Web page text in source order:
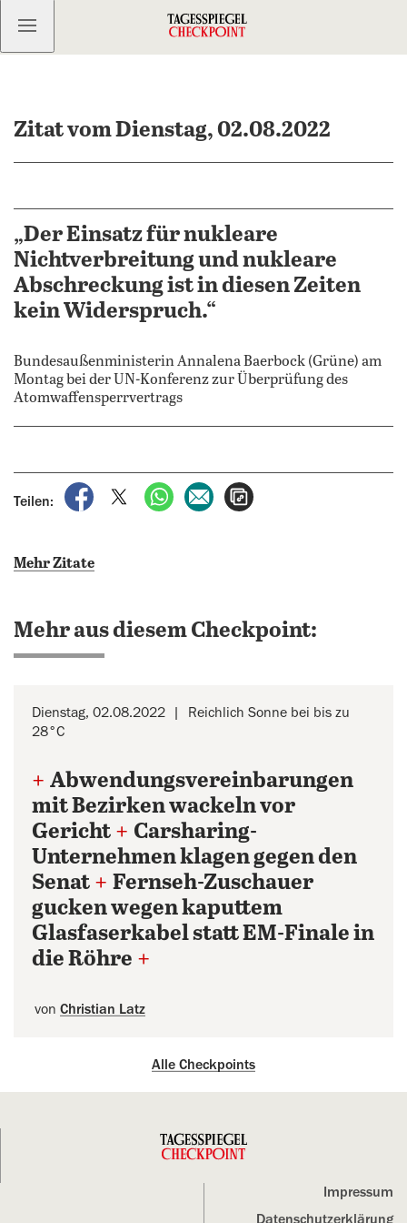
Kostenlos anmelden
Zitat vom Dienstag, 02.08.2022
„Der Einsatz für nukleare
Nichtverbreitung und nukleare
Abschreckung ist in diesen Zeiten
kein Widerspruch.“
Bundesaußenministerin Annalena Baerbock (Grüne) am
Montag bei der UN-Konferenz zur Überprüfung des
Atomwaffensperrvertrags
Teilen:
auf Facebook teilen
auf X teilenper WhatsApp teilen
per E-Mail teilen
Mehr Zitate
Mehr aus diesem Checkpoint:
Dienstag, 02.08.2022
Reichlich Sonne bei bis zu
28°C
+ Abwendungsvereinbarungen
mit Bezirken wackeln vor
Gericht + Carsharing-
Unternehmen klagen gegen den
Senat + Fernseh-Zuschauer
gucken wegen kaputtem
Glasfaserkabel statt EM-Finale in
die Röhre +
von Christian Latz
Alle Checkpoints
Impressum
Datenschutz­erklärung